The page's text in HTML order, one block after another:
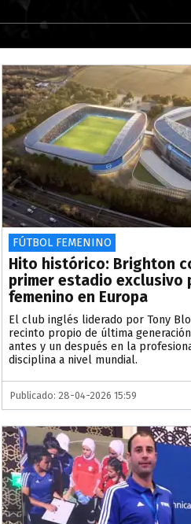
FÚTBOL FEMENINO
Hito histórico: Brighton
primer estadio exclusivo
femenino en Europa
El club inglés liderado por Tony
recinto propio de última
antes y un después en la
disciplina a nivel mundial.
Publicado: 28-04-2026 15:59